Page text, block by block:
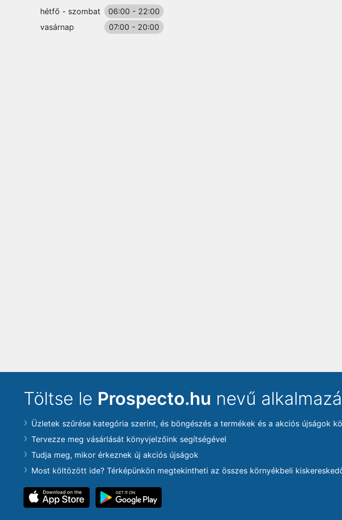
hétfő - szombat
06:00 - 22:00
vasárnap
07:00 - 20:00
Töltse le Prospecto.hu nevű
Üzletek szűrése kategória szerint, és böngészés a termékek és a akciós újságok
Tervezze meg vásárlását könyvjelzőink segítségével
Tudja meg, mikor érkeznek új akciós újságok
Most költözött ide? Térképünkön megtekintheti az összes környékbeli